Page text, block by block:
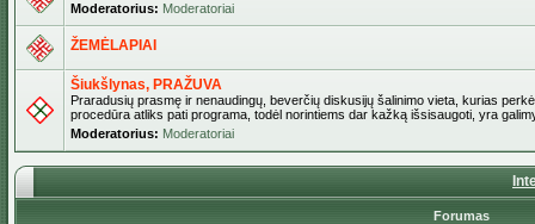
Moderatorius: Moderatoriai
ŽEMĖLAPIAI
Šiukšlynas, PRAŽUVA
Praradusių prasmę ir nenaudingų, beverčių diskusijų šalinimo vieta, kurias
procedūra atliks pati programa, todėl norintiems dar kažką išsisaugoti, yra
Moderatorius: Moderatoriai
Forumas